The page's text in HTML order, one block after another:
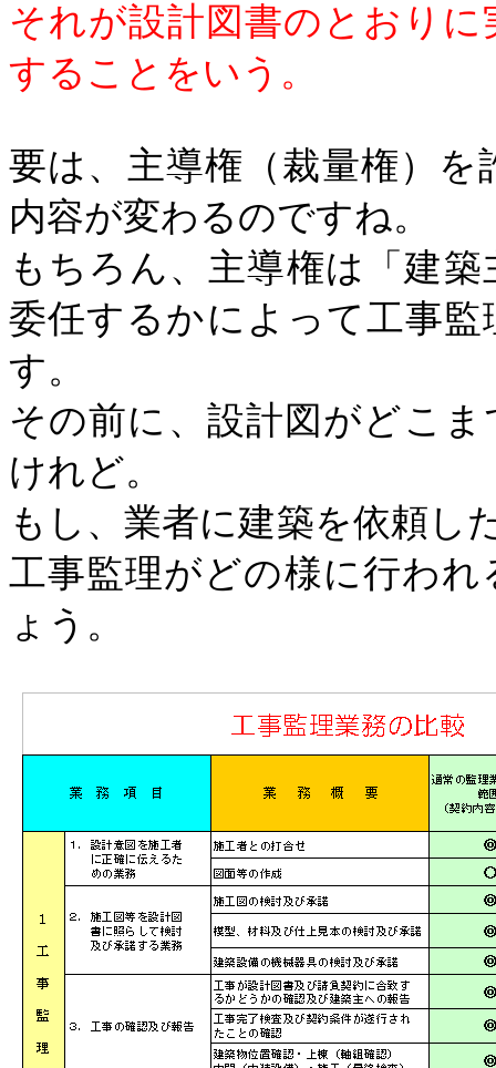
それが設計図書のとおり
することをいう。
要は、主導権（裁量権）
内容が変わるのですね。
もちろん、主導権は「建
委任するかによって工事
す。
その前に、設計図がどこ
けれど。
もし、業者に建築を依頼し
工事監理がどの様に行わ
ょう。